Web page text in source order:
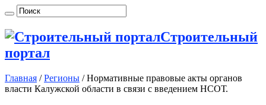
Строительный
портал
Главная / Регионы / Нормативные правовые акты органов
власти Калужской области в связи с введением НСОТ.